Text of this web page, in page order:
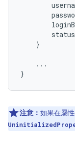
}
...
}
注意： 如果在屬